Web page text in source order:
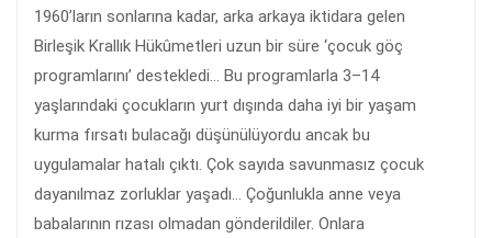
1960’ların sonlarına kadar, arka arkaya iktidara gelen
Birleşik Krallık Hükûmetleri uzun bir süre ‘çocuk göç
programlarını’ destekledi… Bu programlarla 3–14
yaşlarındaki çocukların yurt dışında daha iyi bir yaşam
kurma fırsatı bulacağı düşünülüyordu ancak bu
uygulamalar hatalı çıktı. Çok sayıda savunmasız çocuk
dayanılmaz zorluklar yaşadı… Çoğunlukla anne veya
babalarının rızası olmadan gönderildiler. Onlara